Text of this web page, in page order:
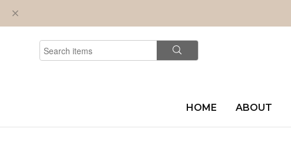
HOME ABOUT